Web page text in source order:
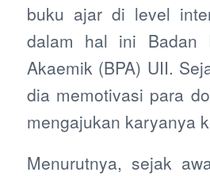
buku ajar di level
dalam hal ini Badan
Akaemik (BPA) UII.
dia memotivasi para
mengajukan karyanya
Menurutnya, sejak